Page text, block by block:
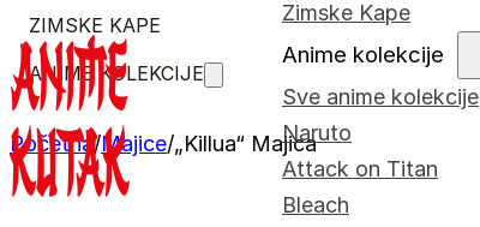
Zimske Kape
Anime kolekcije
Sve anime kolekcije
Naruto
Attack on Titan
Bleach
ZIMSKE KAPE
ANIME KOLEKCIJE
Početna /Majice/„Killua“ Majica